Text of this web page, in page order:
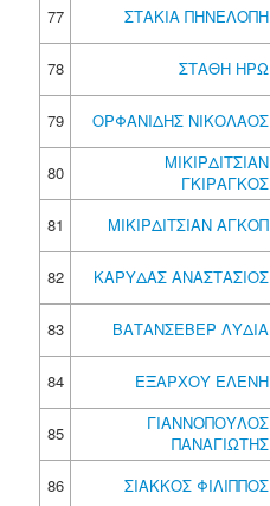
77
ΣΤΑΚΙΑ ΠΗΝΕΛΟΠΗ
78
ΣΤΑΘΗ ΗΡΩ
79
ΟΡΦΑΝΙΔΗΣ ΝΙΚΟΛΑΟΣ
80
ΜΙΚΙΡΔΙΤΣΙΑΝ
ΓΚΙΡΑΓΚΟΣ
81
ΜΙΚΙΡΔΙΤΣΙΑΝ ΑΓΚΟΠ
82 ΚΑΡΥΔΑΣ ΑΝΑΣΤΑΣΙΟΣ
83
ΒΑΤΑΝΣΕΒΕΡ ΛΥΔΙΑ
84
ΕΞΑΡΧΟΥ ΕΛΕΝΗ
85
ΓΙΑΝΝΟΠΟΥΛΟΣ
ΠΑΝΑΓΙΩΤΗΣ
86
ΣΙΑΚΚΟΣ ΦΙΛΙΠΠΟΣ